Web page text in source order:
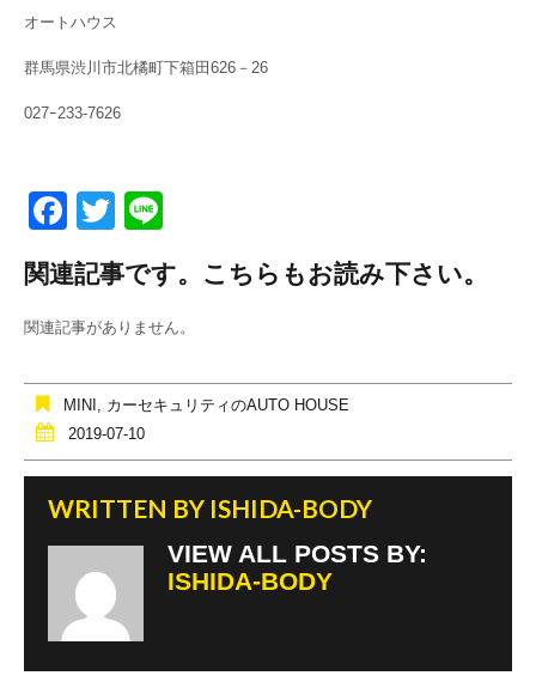
オートハウス
群馬県渋川市北橘町下箱田626－26
027ｰ233-7626
F
a
c
e
o
o
k
T
tt
er
e
関連記事です。こちらもお読み下さい。
関連記事がありません。
MINI , カーセキュリティのAUTO HOUSE
2019-07-10
WRITTEN BY ISHIDA-BODY
VIEW ALL POSTS BY:
ISHIDA-BODY